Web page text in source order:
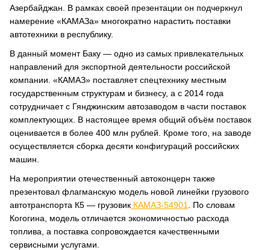
Азербайджан. В рамках своей презентации он подчеркнул
намерение «КАМАЗа» многократно нарастить поставки
автотехники в республику.
В данный момент Баку — одно из самых привлекательных
направлений для экспортной деятельности российской
компании. «КАМАЗ» поставляет спецтехнику местным
государственным структурам и бизнесу, а с 2014 года
сотрудничает с Гянджинским автозаводом в части поставок
комплектующих. В настоящее время общий объём поставок
оценивается в более 400 млн рублей. Кроме того, на заводе
осуществляется сборка десяти конфигураций российских
машин.
На мероприятии отечественный автоконцерн также
презентовал флагманскую модель новой линейки грузового
автотранспорта К5 — грузовик КАМАЗ-54901
. По словам
Когогина, модель отличается экономичностью расхода
топлива, а поставка сопровождается качественными
сервисными услугами.